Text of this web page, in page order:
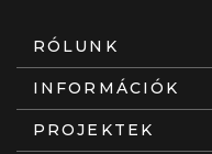
RÓLUNK
INFORMÁCIÓK
PROJEKTEK